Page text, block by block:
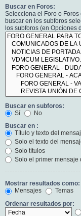
Buscar en Foros:
Selecciona el Foro o
buscar en los subforos
los subforos (en Opciones
Buscar en subforos:
Sí
No
Buscar en :
Título y texto del
Solo el texto del
Solo títulos
Solo el primer mensaje
Mostrar resultados como:
Mensajes
Temas
Ordenar resultados por: